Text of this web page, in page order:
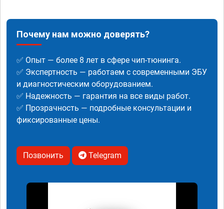
Почему нам можно доверять?
✅ Опыт — более 8 лет в сфере чип-тюнинга.
✅ Экспертность — работаем с современными ЭБУ
и диагностическим оборудованием.
✅ Надежность — гарантия на все виды работ.
✅ Прозрачность — подробные консультации и
фиксированные цены.
Позвонить Telegram